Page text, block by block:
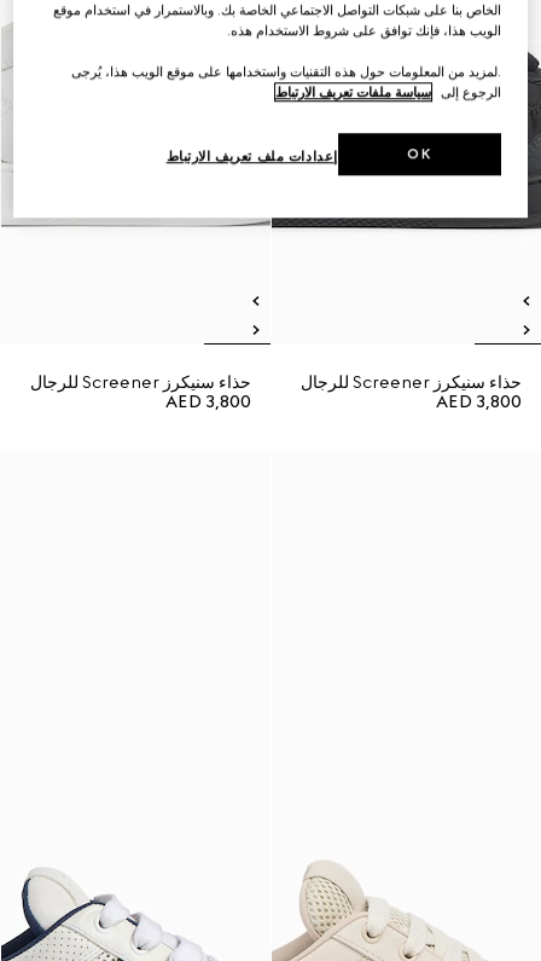
حذاء سنيكرز Screener للرجال
AED 3,800
حذاء سنيكرز Screener للرجال
AED 3,800
الخاص بنا على شبكات التواصل الاجتماعي الخاصة بك. وبالاستمرار في استخدام موقع
الويب هذا، فإنك توافق على شروط الاستخدام هذه.
.لمزيد من المعلومات حول هذه التقنيات واستخدامها على موقع الويب هذا، يُرجى
الرجوع إلى سياسة ملفات تعريف الارتباط
إعدادات ملف تعريف الارتباط OK